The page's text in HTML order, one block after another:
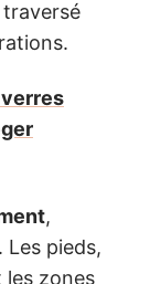
,
pieds,
les zones